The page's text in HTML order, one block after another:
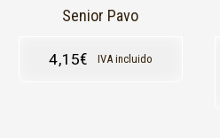
Senior Pavo
4,15€ IVA incluido